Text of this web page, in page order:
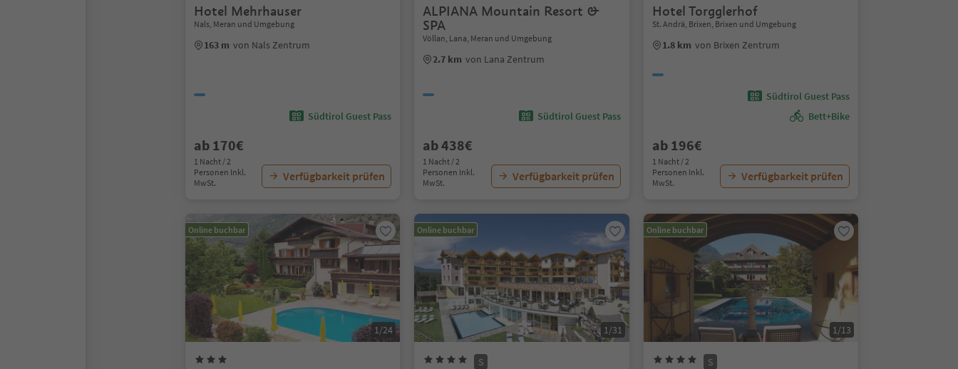
Hotel Mehrhauser
Nals, Meran und Umgebung
163 m von Nals Zentrum
Südtirol Guest Pass
ab 170€
1 Nacht / 2
Personen Inkl.
MwSt.
Verfügbarkeit prüfen
ALPIANA Mountain Resort &
SPA
Völlan, Lana, Meran und Umgebung
2.7 km von Lana Zentrum
Südtirol Guest Pass
ab 438€
1 Nacht / 2
Personen Inkl.
MwSt.
Verfügbarkeit prüfen
Hotel Torgglerhof
St. Andrä, Brixen, Brixen und Umgebung
1.8 km von Brixen Zentrum
Südtirol Guest Pass
Bett+Bike
ab 196€
1 Nacht / 2
Personen Inkl.
MwSt.
Verfügbarkeit prüfen
Online buchbar
1/24
Online buchbar
1/31
S
Online buchbar
1/13
S